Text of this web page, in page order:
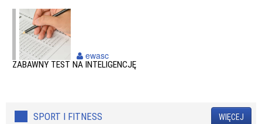
ZABAWNY TEST NA INTELIGENCJĘ
ewasc
SPORT I FITNESS WIĘCEJ